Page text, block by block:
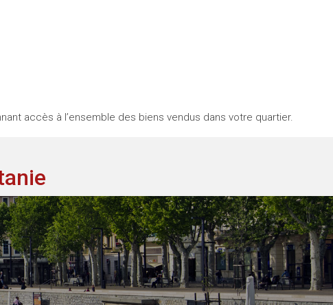
accès à l’ensemble des biens vendus dans votre quartier.